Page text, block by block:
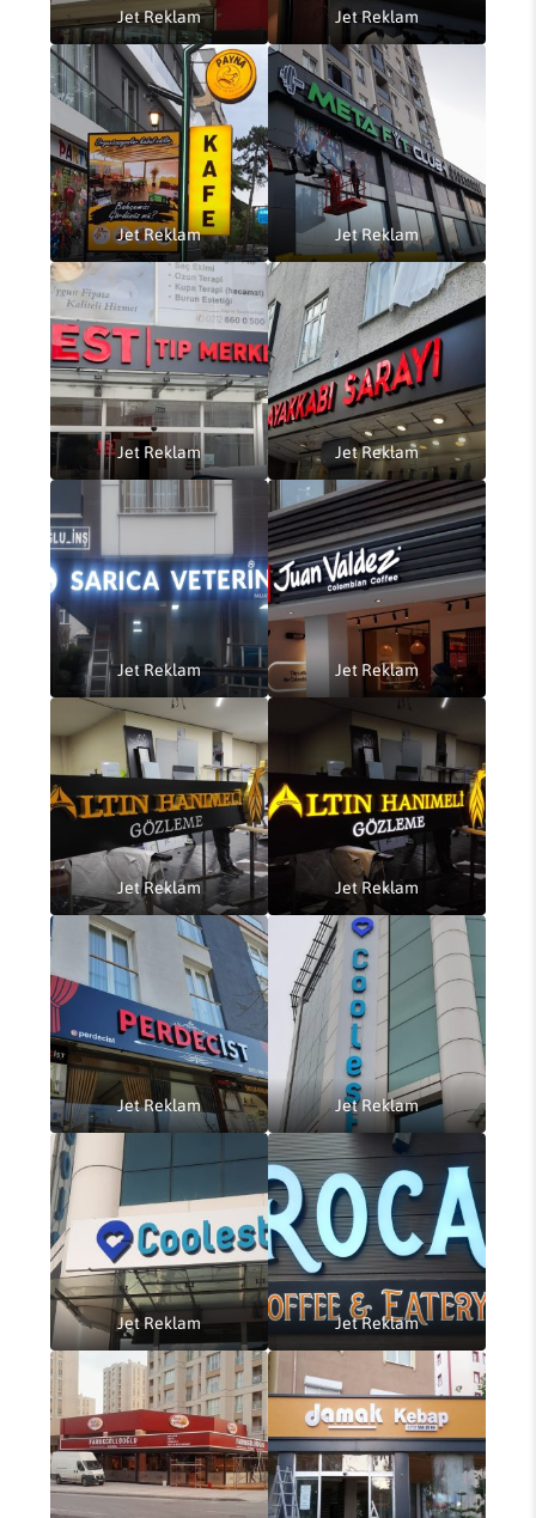
Jet Reklam Jet Reklam
Jet Reklam Jet Reklam
Jet Reklam Jet Reklam
Jet Reklam Jet Reklam
Jet Reklam Jet Reklam
Jet Reklam Jet Reklam
Jet Reklam Jet Reklam